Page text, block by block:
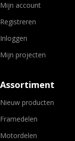
Mijn account
Registreren
Inloggen
Mijn projecten
Assortiment
Nieuw producten
Framedelen
Motordelen